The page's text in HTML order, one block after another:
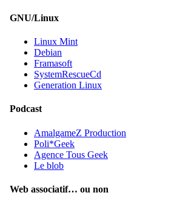
GNU/Linux
Linux Mint
Debian
Framasoft
SystemRescueCd
Generation Linux
Podcast
AmalgameZ Production
Poli*Geek
Agence Tous Geek
Le blob
Web associatif… ou non